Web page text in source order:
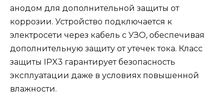
анодом для дополнительной защиты от
коррозии. Устройство подключается к
электросети через кабель с УЗО, обеспечивая
дополнительную защиту от утечек тока. Класс
защиты IPX3 гарантирует безопасность
эксплуатации даже в условиях повышенной
влажности.